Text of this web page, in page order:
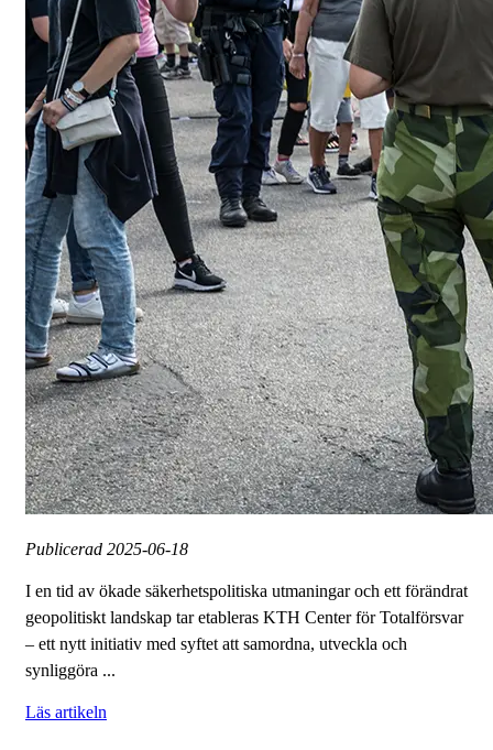
Publicerad 2025-06-18
I en tid av ökade säkerhetspolitiska utmaningar och ett förändrat
geopolitiskt landskap tar etableras KTH Center för Totalförsvar
– ett nytt initiativ med syftet att samordna, utveckla och
synliggöra ...
Läs artikeln